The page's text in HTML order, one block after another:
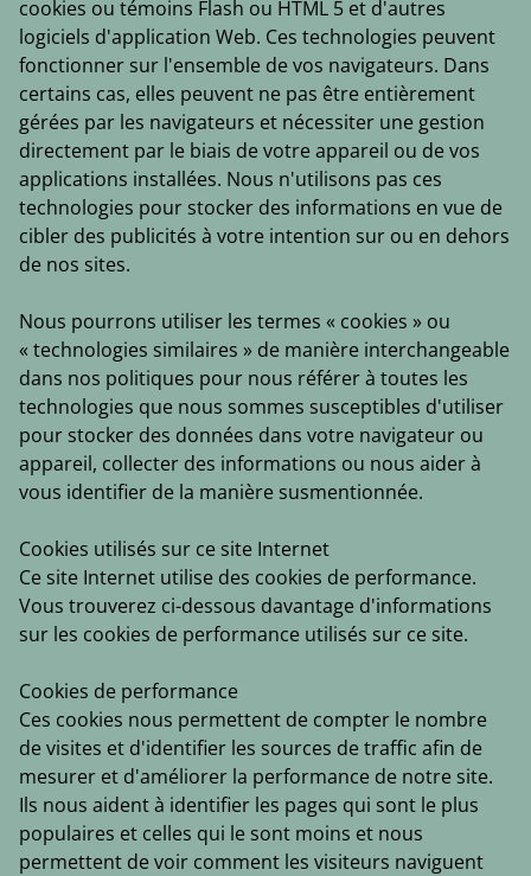
cookies ou témoins Flash ou HTML 5 et d'autres
logiciels d'application Web. Ces technologies peuvent
fonctionner sur l'ensemble de vos navigateurs. Dans
certains cas, elles peuvent ne pas être entièrement
gérées par les navigateurs et nécessiter une gestion
directement par le biais de votre appareil ou de vos
applications installées. Nous n'utilisons pas ces
technologies pour stocker des informations en vue de
cibler des publicités à votre intention sur ou en dehors
de nos sites.
Nous pourrons utiliser les termes « cookies » ou
« technologies similaires » de manière interchangeable
dans nos politiques pour nous référer à toutes les
technologies que nous sommes susceptibles d'utiliser
pour stocker des données dans votre navigateur ou
appareil, collecter des informations ou nous aider à
vous identifier de la manière susmentionnée.
Cookies utilisés sur ce site Internet
Ce site Internet utilise des cookies de performance.
Vous trouverez ci-dessous davantage d'informations
sur les cookies de performance utilisés sur ce site.
Cookies de performance
Ces cookies nous permettent de compter le nombre
de visites et d'identifier les sources de traffic afin de
mesurer et d'améliorer la performance de notre site.
Ils nous aident à identifier les pages qui sont le plus
populaires et celles qui le sont moins et nous
permettent de voir comment les visiteurs naviguent